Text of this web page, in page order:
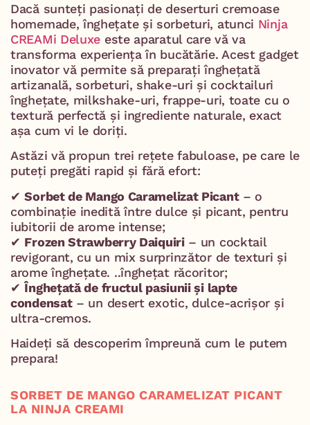
Dacă sunteți pasionați de deserturi cremoase
homemade, înghețate și sorbeturi, atunci Ninja
CREAMi Deluxe este aparatul care vă va
transforma experiența în bucătărie. Acest gadget
inovator vă permite să preparați înghețată
artizanală, sorbeturi, shake-uri și cocktailuri
înghețate, milkshake-uri, frappe-uri, toate cu o
textură perfectă și ingrediente naturale, exact
așa cum vi le doriți.
Astăzi vă propun trei rețete fabuloase, pe care le
puteți pregăti rapid și fără efort:
✔Sorbet de Mango Caramelizat Picant– o
combinație inedită între dulce și picant, pentru
iubitorii de arome intense;
✔ Frozen Strawberry Daiquiri– un cocktail
revigorant, cu un mix surprinzător de texturi și
arome înghețate. ..înghețat răcoritor;
✔Înghețată de fructul pasiunii și lapte
condensat– un desert exotic, dulce-acrișor și
ultra-cremos.
Haideți să descoperim împreună cum le putem
prepara!
SORBET DE MANGO CARAMELIZAT PICANT
LA NINJA CREAMI